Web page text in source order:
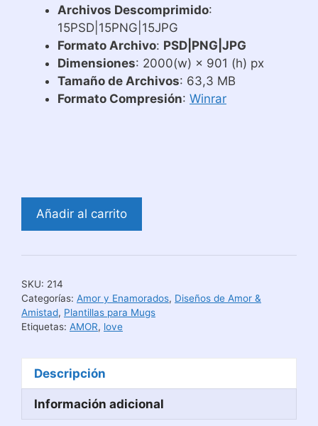
Archivos Descomprimido:
15PSD|15PNG|15JPG
Formato Archivo: PSD|PNG|JPG
Dimensiones: 2000(w) × 901 (h) px
Tamaño de Archivos: 63,3 MB
Formato Compresión: Winrar
Diseños
Collage
Amor
cantidad
Añadir al carrito
SKU: 214
Categorías: Amor y Enamorados, Diseños de Amor &
Amistad, Plantillas para Mugs
Etiquetas: AMOR, love
Descripción
Información adicional